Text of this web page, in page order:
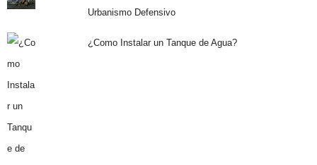
Urbanismo Defensivo
¿Como Instalar un Tanque de Agua?